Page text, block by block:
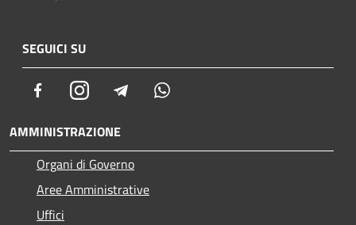
SEGUICI SU
FacebookInstagram Telegram
AMMINISTRAZIONE
Organi di Governo
Aree Amministrative
Uffici